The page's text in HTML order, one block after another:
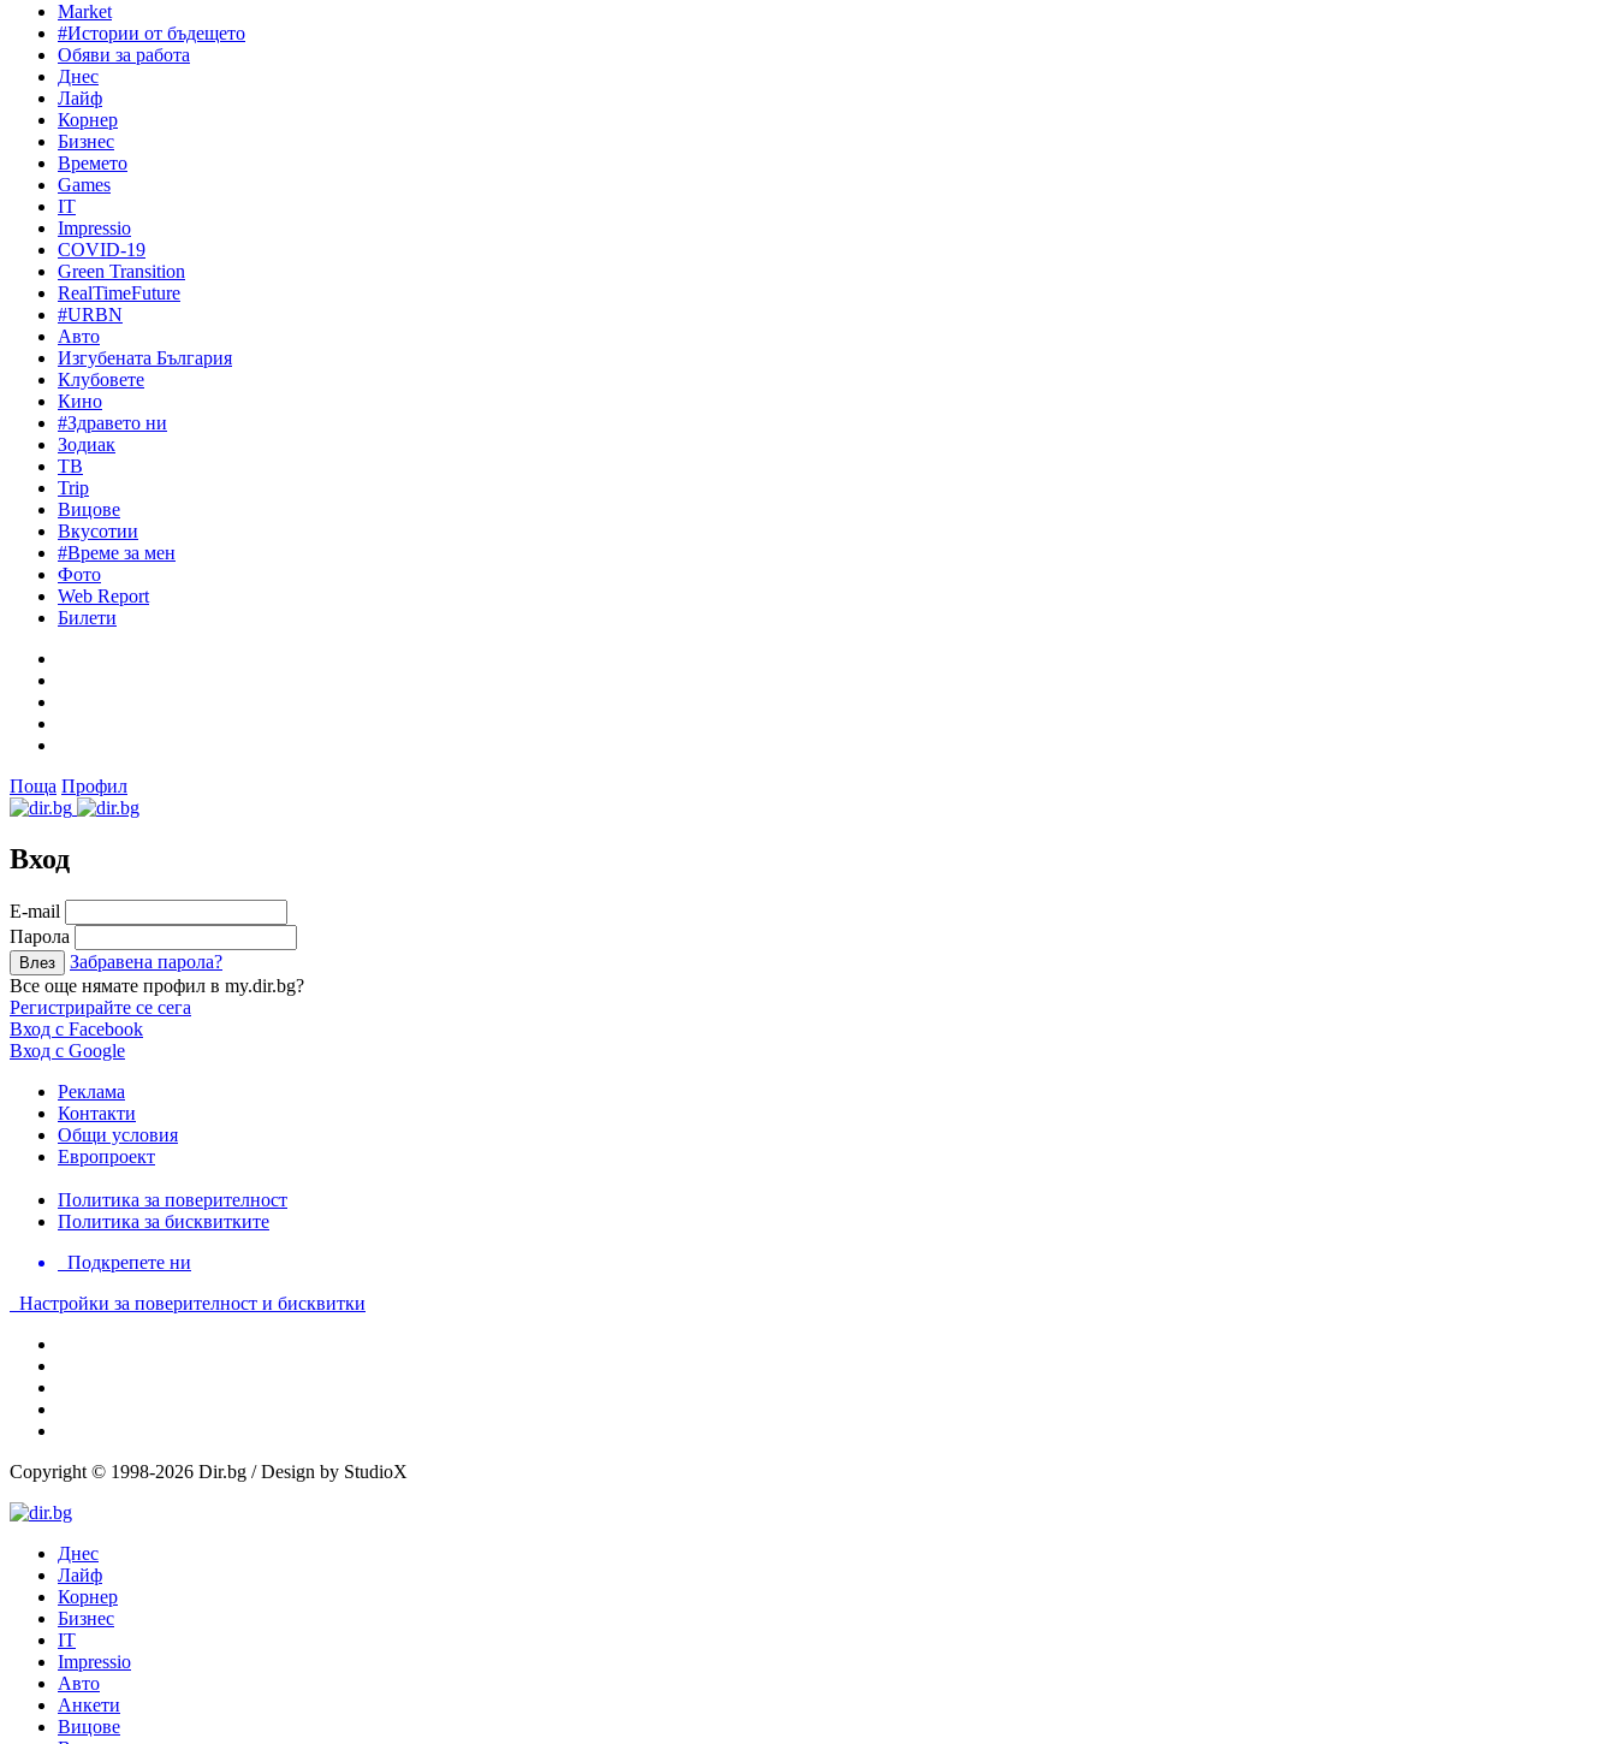
Market
#Истории от бъдещето
Обяви за работа
Днес
Лайф
Корнер
Бизнес
Времето
Games
IT
Impressio
COVID-19
Green Transition
RealTimeFuture
#URBN
Авто
Изгубената България
Клубовете
Кино
#Здравето ни
Зодиак
ТВ
Trip
Вицове
Вкусотии
#Време за мен
Фото
Web Report
Билети
Поща Профил
Вход
Е-mail
Парола
Забравена парола?
Все още нямате профил в my.dir.bg?
Регистрирайте се сега
Вход с Facebook
Вход с Google
Реклама
Контакти
Общи условия
Европроект
Политика за поверителност
Политика за бисквитките
Подкрепете ни
Настройки за поверителност и бисквитки
Copyright © 1998-2026 Dir.bg / Design by StudioX
Днес
Лайф
Корнер
Бизнес
IT
Impressio
Авто
Анкети
Вицове